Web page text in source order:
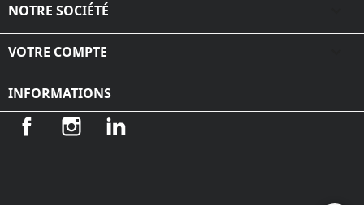
NOTRE SOCIÉTÉ
VOTRE COMPTE
INFORMATIONS
Facebook Instagram